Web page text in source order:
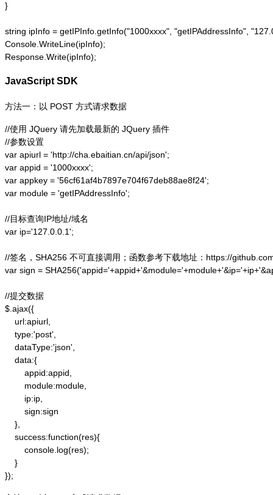
}
string ipInfo = getIPInfo.getInfo("1000xxxx", "getIPAddressInfo",
Console.WriteLine(ipInfo);
Response.Write(ipInfo);
JavaScript SDK
方法一：以 POST 方式请求数据
//使用 JQuery 请先加载最新的 JQuery 插件
//参数设置
var apiurl = 'http://cha.ebaitian.cn/api/json';
var appid = '1000xxxx';
var appkey = '56cf61af4b7897e704f67deb88ae8f24';
var module = 'getIPAddressInfo';
//目标查询IP地址/域名
var ip='127.0.0.1';
//签名，SHA256 不可直接调用；函数参考下载地址：https://
var sign =
//提交数据
$.ajax({
    url:apiurl,
    type:'post',
    dataType:'json',
    data:{
        appid:appid,
        module:module,
        ip:ip,
        sign:sign
    },
    success:function(res){
        console.log(res);
    }
});